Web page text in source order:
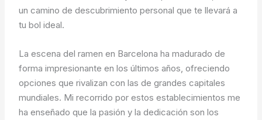
un camino de descubrimiento personal que te llevará a
tu bol ideal.
La escena del ramen en Barcelona ha madurado de
forma impresionante en los últimos años, ofreciendo
opciones que rivalizan con las de grandes capitales
mundiales. Mi recorrido por estos establecimientos me
ha enseñado que la pasión y la dedicación son los